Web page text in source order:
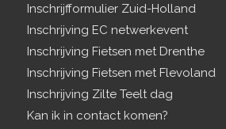
Inschrijfformulier Zuid-Holland
Inschrijving EC netwerkevent
Inschrijving Fietsen met Drenthe
Inschrijving Fietsen met Flevoland
Inschrijving Zilte Teelt dag
Kan ik in contact komen?